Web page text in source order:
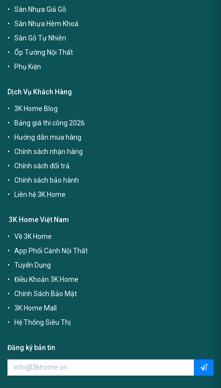
Sàn Nhựa Giả Gỗ
Sàn Nhựa Hèm Khoá
Sàn Gỗ Tự Nhiên
Ốp Tường Nội Thất
Phụ Kiện
Dịch Vụ Khách Hàng
3K Home Blog
Bảng giá thi công 2026
Hướng dẫn mua hàng
Chính sách nhận hàng
Chính sách đổi trả
Chính sách bảo hành
Liên hệ 3K Home
3K Home Việt Nam
Về 3K Home
App Phối Cảnh Nội Thất
Tuyển Dụng
Điều Khoản 3K Home
Chính Sách Bảo Mật
3K Home Mall
Hệ Thống Siêu Thị
Đăng ký bản tin